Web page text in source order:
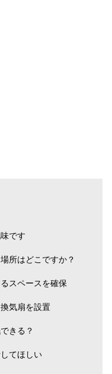
です
所はどこですか？
スペースを確保
気扇を設置
きる？
てほしい